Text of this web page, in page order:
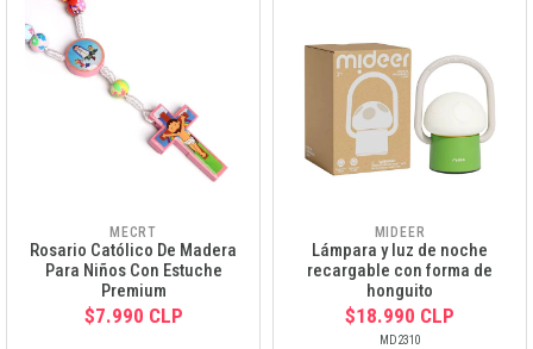
MECRT
Rosario Católico De Madera
Para Niños Con Estuche
Premium
$7.990 CLP
MIDEER
Lámpara y luz de noche
recargable con forma de
honguito
$18.990 CLP
MD2310